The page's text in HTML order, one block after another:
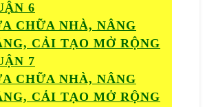
6
CHỮA NHÀ, NÂNG
CẢI TẠO MỞ RỘNG
7
CHỮA NHÀ, NÂNG
CẢI TẠO MỞ RỘNG